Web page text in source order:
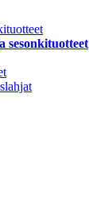
sesonkituotteet